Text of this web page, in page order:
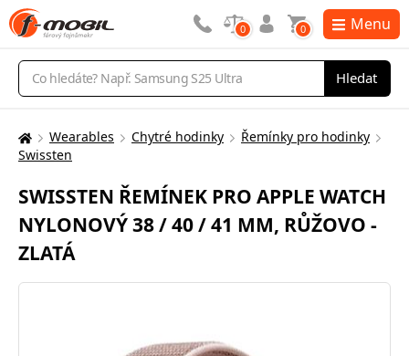
Vyhledávání
Hledat
0 0 Menu
Zde
nacházíte:
Wearables Chytré hodinky
Řemínky pro hodinky
Swissten
SWISSTEN ŘEMÍNEK PRO APPLE WATCH
NYLONOVÝ 38 / 40 / 41 MM, RŮŽOVO -
ZLATÁ